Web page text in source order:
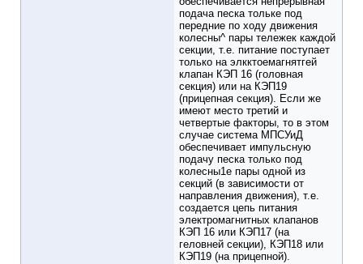
подача песка тольке под
передние по ходу движения
колесны^ пары тележек каждой
секции, т.е. питание поступает
только на элкктоемагнятгей
клапан КЭП 16 (головная
секция) или на КЭП19
(прицепная секция). Если же
имеют место третий и
четвертые факторы, то в этом
случае система МПСУиД
обеспечивает импульсную
подачу песка только под
колесны1е пары одной из
секций (в зависимости от
направления движения), т.е.
создается цепь питания
электромагнитных клапанов
КЭП 16 или КЭП17 (на
геловней секции), КЭП18 или
КЭП19 (на прицепной).